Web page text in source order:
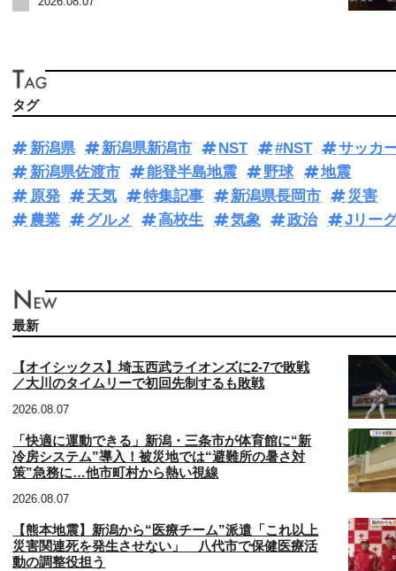
タグ
新潟県 新潟県新潟市 NST #NST
サッカ
新潟県佐渡市
能登半島地震 野球
地震
原発
天気 特集記事 新潟県長岡市
災害
農業
グルメ 高校生 気象 政治 Jリー
最新
【オイシックス】埼玉西武ライオンズに2-7で敗戦
／大川のタイムリーで初回先制するも敗戦
2026.08.07
「快適に運動できる」新潟・三条市が体育館に“新
冷房システム”導入！被災地では“避難所の暑さ対
策”急務に…他市町村から熱い視線
2026.08.07
【熊本地震】新潟から“医療チーム”派遣「これ以上
災害関連死を発生させない」 八代市で保健医療活
動の調整役担う